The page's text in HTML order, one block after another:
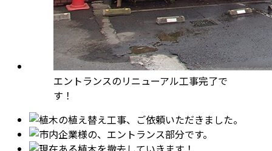
エントランスのリニューアル工事完了で
す！